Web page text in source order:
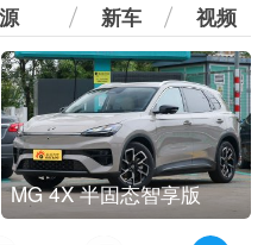
新车 视频
MG 4X 半固态智享版